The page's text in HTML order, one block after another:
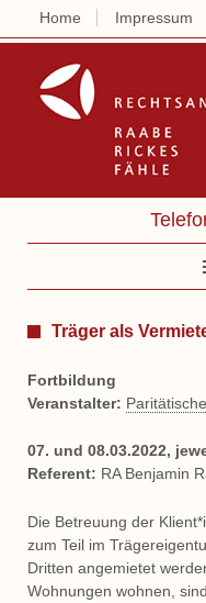
Home Impressum
Träger als
Fortbildung
Veranstalter:
07. und 08.03.2022,
Referent: RA Benjamin
Die Betreuung der
zum Teil im
Dritten angemietet
Wohnungen wohnen,